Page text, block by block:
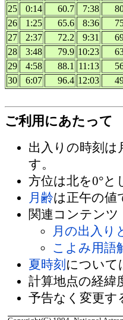
25
0:14 60.7 7:38
26
1:25 65.6 8:36
27
2:37 72.2 9:31
28
3:48 79.9 10:23
29
4:58 88.1 11:13
30
6:07 96.4 12:03
ご利用にあたって
出入りの時刻は
す。
方位は北を0°と
月齢は正午の値
関連コンテンツ
月の出入り
こよみ用語
夏時刻 について
計算地点の経緯
予告なく変更す